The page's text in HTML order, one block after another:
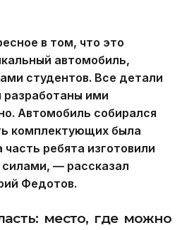
в том, что это
автомобиль,
студентов. Все детали
ими
Автомобиль собирался
комплектующих была
часть ребята изготовили
— рассказал
Федотов.
место, где можно